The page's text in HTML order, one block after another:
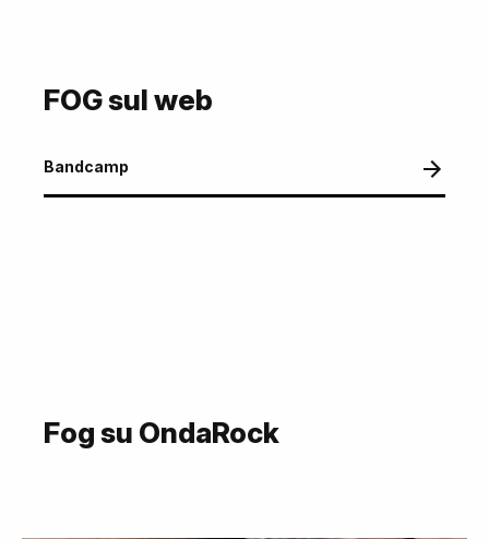
FOG sul web
Bandcamp
Fog su OndaRock